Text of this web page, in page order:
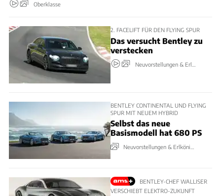
Oberklasse
2. FACELIFT FÜR DEN FLYING SPUR
Das versucht Bentley zu
verstecken
Neuvorstellungen & Erlkönige
BENTLEY CONTINENTAL UND FLYING
SPUR MIT NEUEM HYBRID
Selbst das neue
Basismodell hat 680 PS
Neuvorstellungen & Erlkönige
BENTLEY-CHEF WALLISER
VERSCHIEBT ELEKTRO-ZUKUNFT